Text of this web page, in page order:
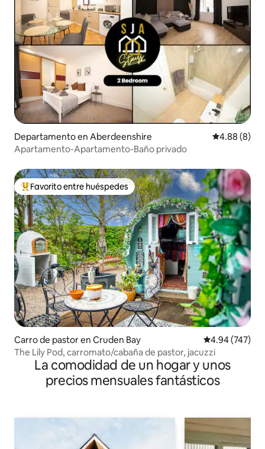
Departamento en Aberdeenshire Calificación
4.88 (8)
Apartamento-Apartamento-Baño privado
De los mejores en Favorito entre huéspedes
Favorito entre huéspedes
Carro de pastor en Cruden Bay Calificación
4.94 (747)
The Lily Pod, carromato/cabaña de pastor, jacuzzi
La comodidad de un hogar y unos
precios mensuales fantásticos